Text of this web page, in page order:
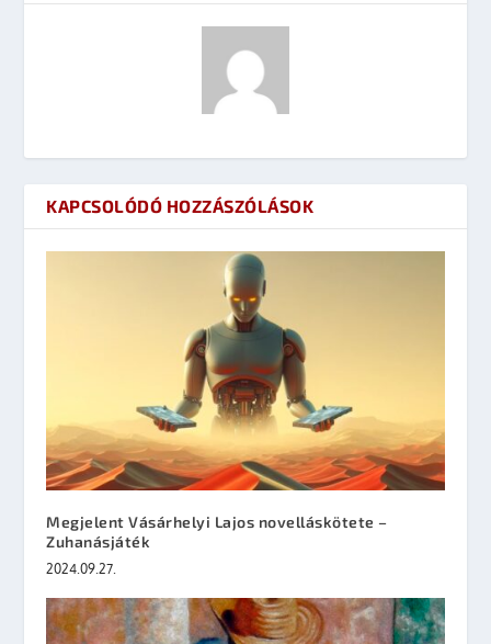
KAPCSOLÓDÓ HOZZÁSZÓLÁSOK
Megjelent Vásárhelyi Lajos novelláskötete –
Zuhanásjáték
2024.09.27.